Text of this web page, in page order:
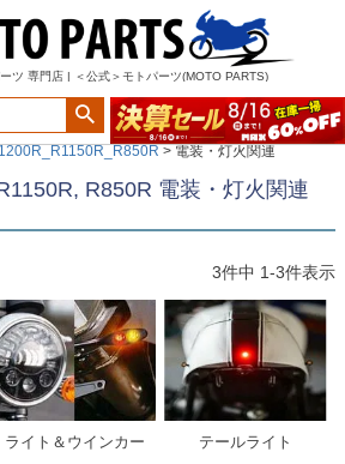
ツ 専門店 | ＜公式＞モトパーツ(MOTO PARTS)
電装・灯火関連
R850R 電装・灯火関連
3件中 1-3件表示
ライト＆ウインカー テールライト